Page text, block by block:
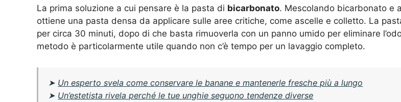
La prima soluzione a cui pensare è la pasta di bicarbonato. Mescolando bicarbonato e
ottiene una pasta densa da applicare sulle aree critiche, come ascelle e colletto. La
per circa 30 minuti, dopo di che basta rimuoverla con un panno umido per eliminare
metodo è particolarmente utile quando non c’è tempo per un lavaggio completo.
➤ Un esperto svela come conservare le banane e mantenerle fresche più a lungo
➤ Un’estetista rivela perché le tue unghie seguono tendenze diverse